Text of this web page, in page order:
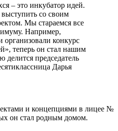
– это инкубатор идей.
со своим
Мы стараемся все
Например,
организовали конкурс
теперь он стал нашим
делится председатель
Дарья
и концепциями в лицее №
он стал родным домом.